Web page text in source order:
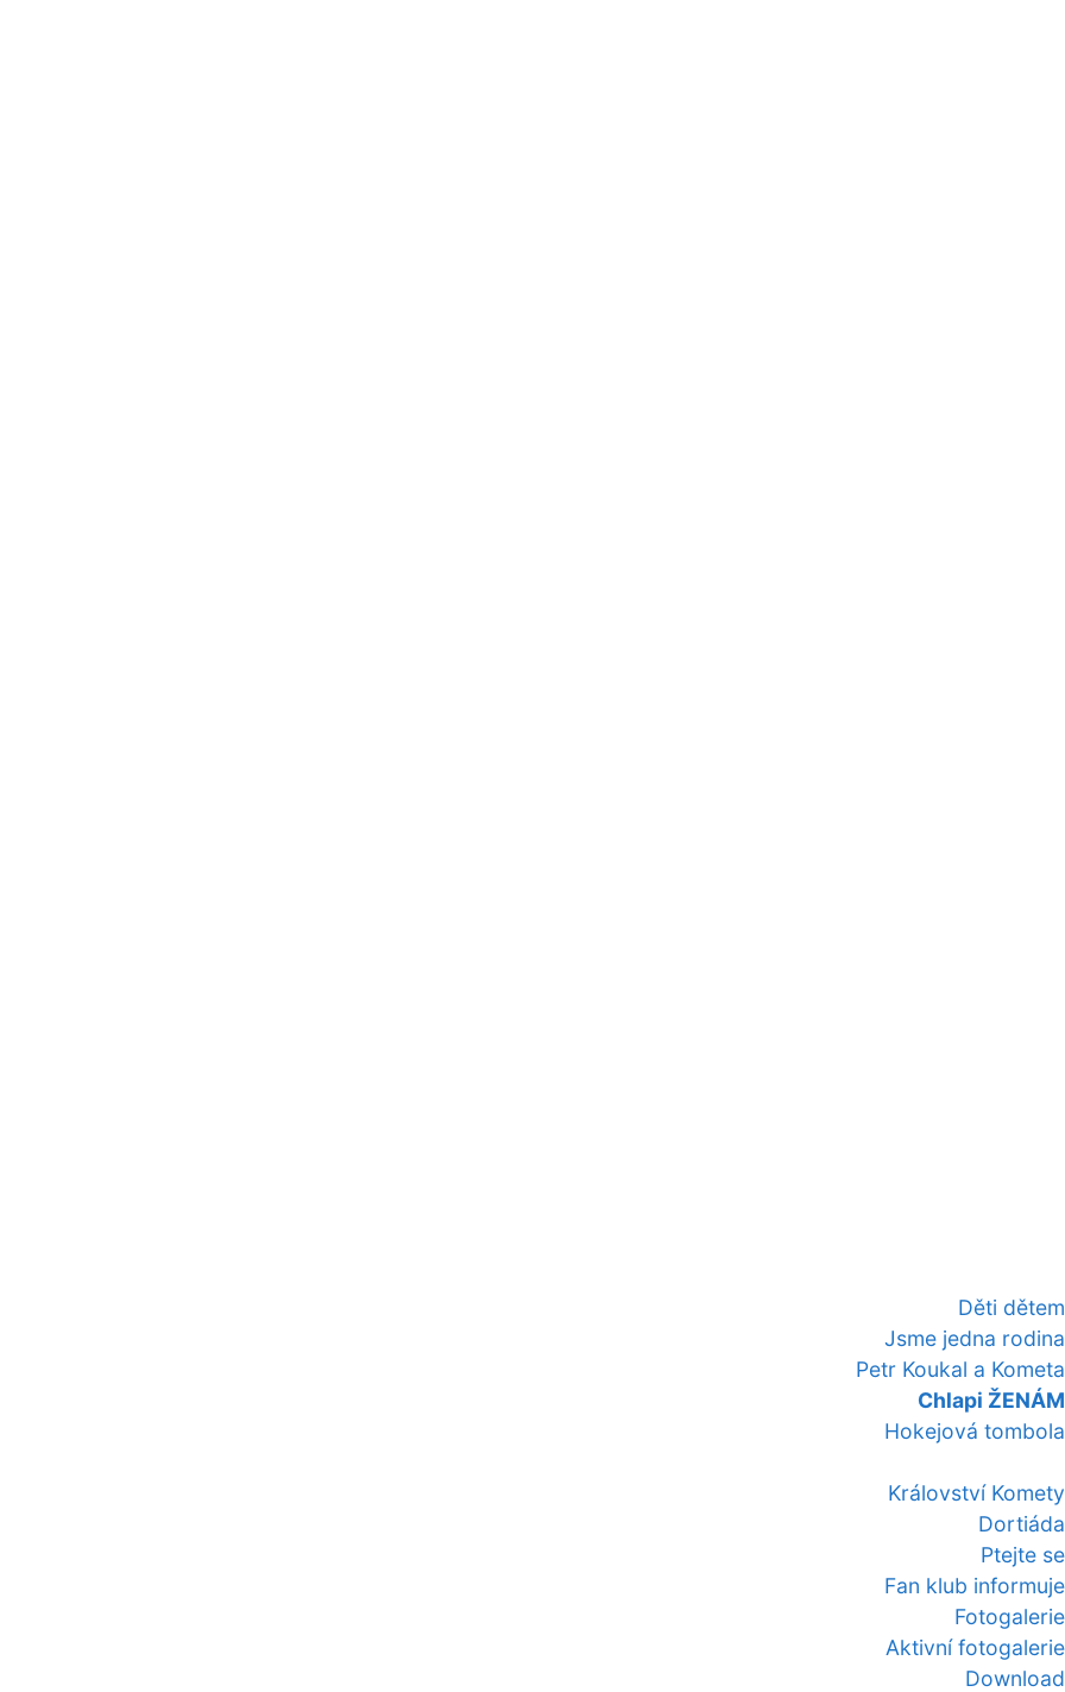
Děti dětem
Jsme jedna rodina
Petr Koukal a Kometa
Chlapi ŽENÁM
Hokejová tombola
Království Komety
Dortiáda
Ptejte se
Fan klub informuje
Fotogalerie
Aktivní fotogalerie
Download